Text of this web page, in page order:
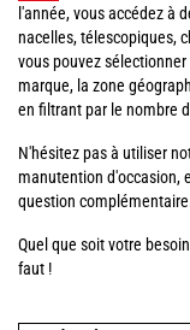
l'année, vous accédez à
nacelles, télescopiques,
vous pouvez
marque, la zone
en filtrant par le nombre
N'hésitez pas à utiliser
manutention d'occasion,
question
Quel que soit votre
faut !